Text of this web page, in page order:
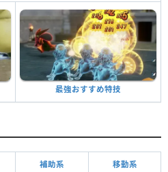
最強おすすめ特技
補助系 移動系